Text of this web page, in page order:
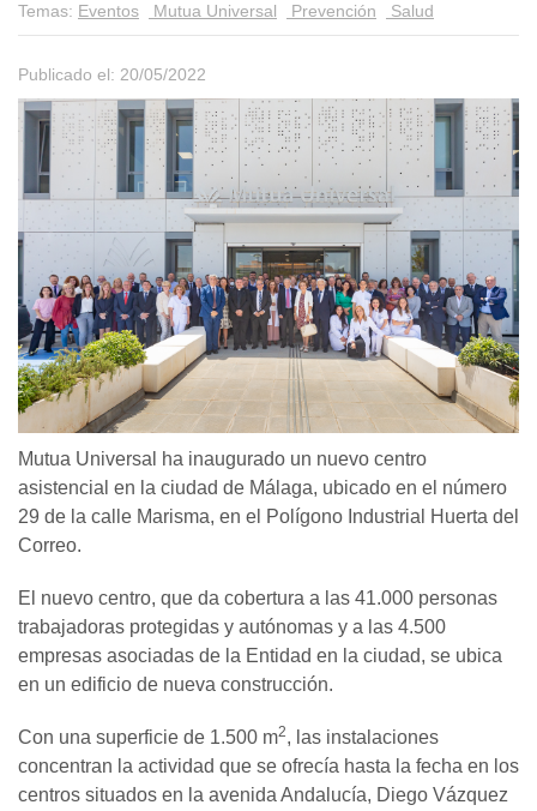
Temas: Eventos Mutua Universal Prevención Salud
Publicado el: 20/05/2022
Mutua Universal ha inaugurado un nuevo centro
asistencial en la ciudad de Málaga, ubicado en el número
29 de la calle Marisma, en el Polígono Industrial Huerta del
Correo.
El nuevo centro, que da cobertura a las 41.000 personas
trabajadoras protegidas y autónomas y a las 4.500
empresas asociadas de la Entidad en la ciudad, se ubica
en un edificio de nueva construcción.
Con una superficie de 1.500 m2, las instalaciones
concentran la actividad que se ofrecía hasta la fecha en los
centros situados en la avenida Andalucía, Diego Vázquez